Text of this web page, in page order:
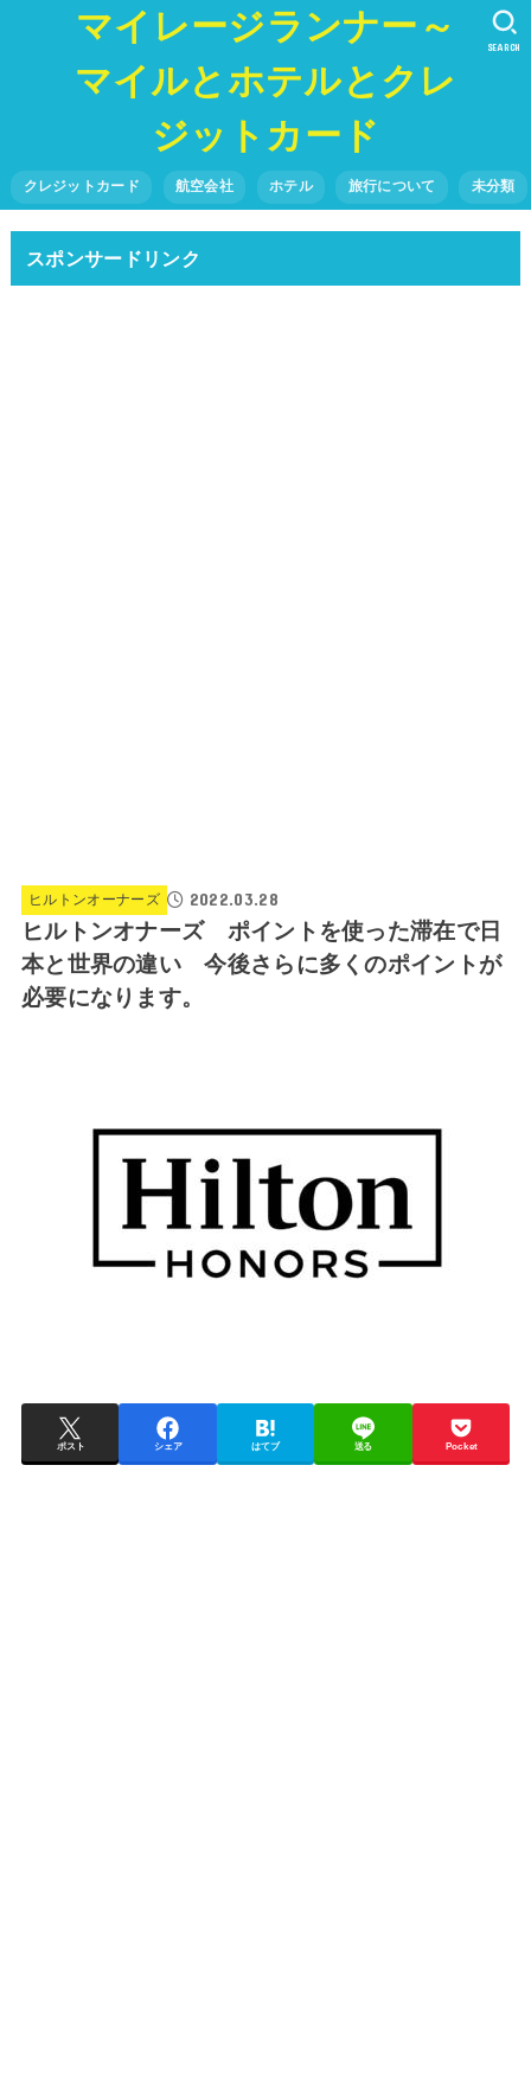
マイレージランナー～
マイルとホテルとクレ
ジットカード
クレジットカード 航空会社 ホテル 旅行について 未分類
SEARCH
スポンサードリンク
ヒルトンオーナーズ 2022.03.28
ヒルトンオナーズ ポイントを使った滞在で日
本と世界の違い 今後さらに多くのポイントが
必要になります。
ポスト シェア はてブ 送る Pocket